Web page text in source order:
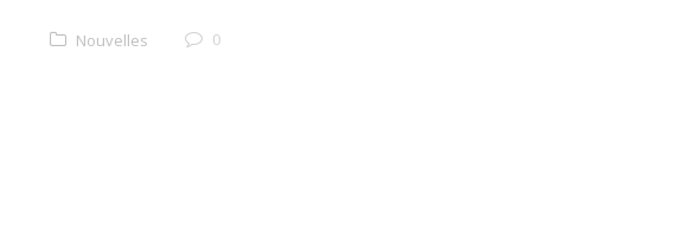
Nouvelles 0